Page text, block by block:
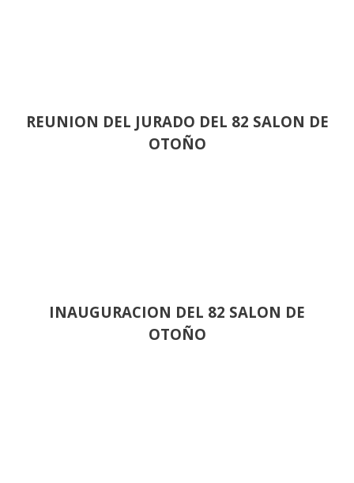
REUNION DEL JURADO DEL 82 SALON DE
OTOÑO
INAUGURACION DEL 82 SALON DE
OTOÑO